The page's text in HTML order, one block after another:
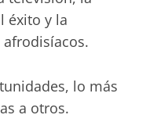
éxito y la
lo más
a otros.